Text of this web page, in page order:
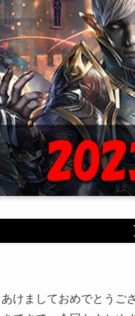
あけましておめでとう